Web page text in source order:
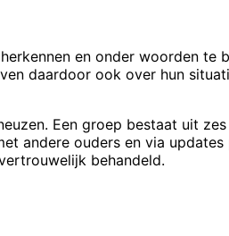
en onder woorden te
daardoor ook over hun
Een groep bestaat uit
andere ouders en via
behandeld.